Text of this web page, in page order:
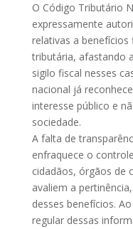
O Código Tributário
expressamente
relativas a benefícios
tributária, afastando
sigilo fiscal nesses
nacional já
interesse público e
sociedade.
A falta de
enfraquece o
cidadãos, órgãos de
avaliem a
desses benefícios.
regular dessas